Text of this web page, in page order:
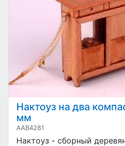
Нактоуз на два
мм
AAB4281
Нактоуз - сборный